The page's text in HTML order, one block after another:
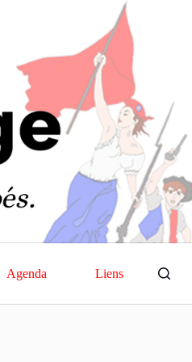
Agenda Liens